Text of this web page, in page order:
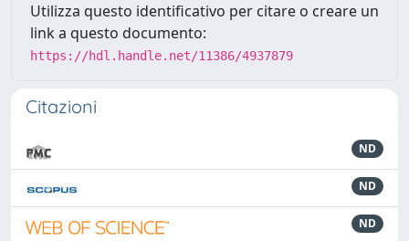
Utilizza questo identificativo per citare o creare un
link a questo documento:
https://hdl.handle.net/11386/4937879
Citazioni
ND
ND
ND